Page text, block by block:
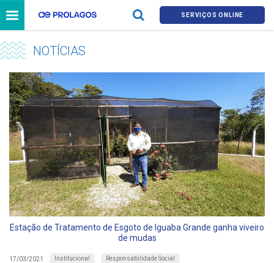
SERVIÇOS ONLINE
NOTÍCIAS
Estação de Tratamento de Esgoto de Iguaba Grande ganha viveiro
de mudas
17/03/2021 Institucional Responsabilidade Social